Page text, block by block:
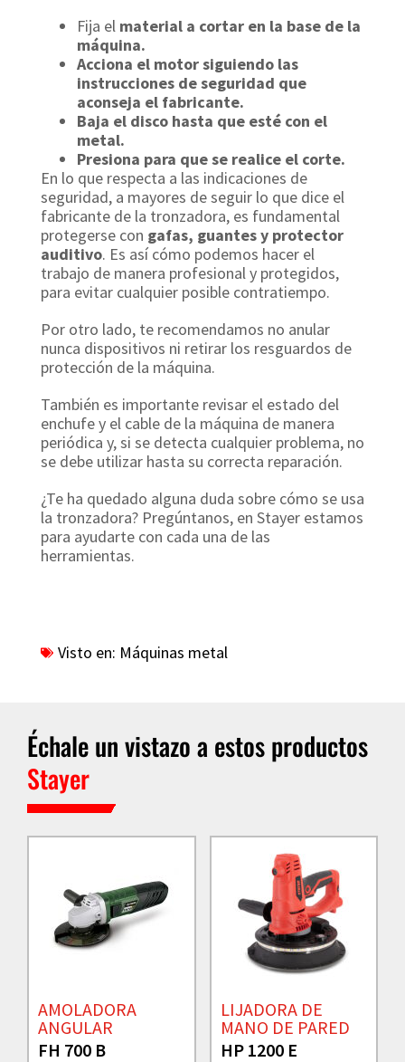
Fija el material a cortar en la base de la
máquina.
Acciona el motor siguiendo las
instrucciones de seguridad que
aconseja el fabricante.
Baja el disco hasta que esté con el
metal.
Presiona para que se realice el corte.
En lo que respecta a las indicaciones de
seguridad, a mayores de seguir lo que dice el
fabricante de la tronzadora, es fundamental
protegerse con gafas, guantes y protector
auditivo. Es así cómo podemos hacer el
trabajo de manera profesional y protegidos,
para evitar cualquier posible contratiempo.
Por otro lado, te recomendamos no anular
nunca dispositivos ni retirar los resguardos de
protección de la máquina.
También es importante revisar el estado del
enchufe y el cable de la máquina de manera
periódica y, si se detecta cualquier problema, no
se debe utilizar hasta su correcta reparación.
¿Te ha quedado alguna duda sobre cómo se usa
la tronzadora? Pregúntanos, en Stayer estamos
para ayudarte con cada una de las
herramientas.
Visto en: Máquinas metal
Échale un vistazo a estos productos
Stayer
AMOLADORA
ANGULAR
FH 700 B
LIJADORA DE
MANO DE PARED
HP 1200 E